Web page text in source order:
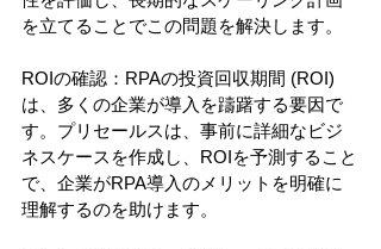
を立てることでこの問題を解決します。
ROIの確認：RPAの投資回収期間 (ROI)
は、多くの企業が導入を躊躇する要因で
す。プリセールスは、事前に詳細なビジ
ネスケースを作成し、ROIを予測すること
で、企業がRPA導入のメリットを明確に
理解するのを助けます。